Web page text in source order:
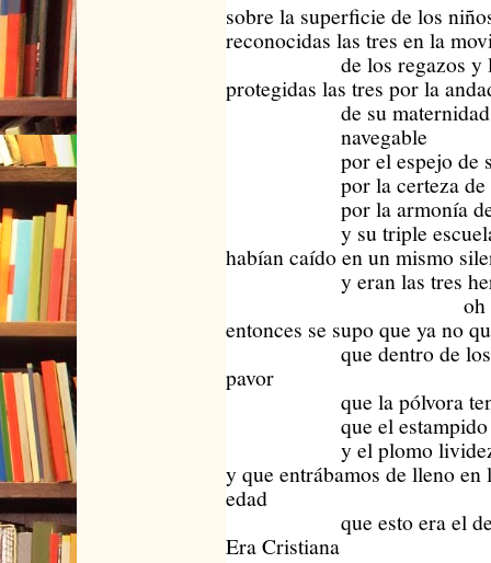
sobre la superficie de los
reconocidas las tres en la
de los regazos y los
protegidas las tres por la
de su maternidad
navegable
por el espejo de su
por la certeza de su
por la armonía de
y su triple escuela
habían caído en un mismo
y eran las tres
oh
entonces se supo que ya no
que dentro de los
pavor
que la pólvora
que el estampido
y el plomo
y que entrábamos de lleno en
edad
que esto era el
Era Cristiana